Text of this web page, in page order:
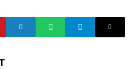
justice s'invite sur
le terrain du
football